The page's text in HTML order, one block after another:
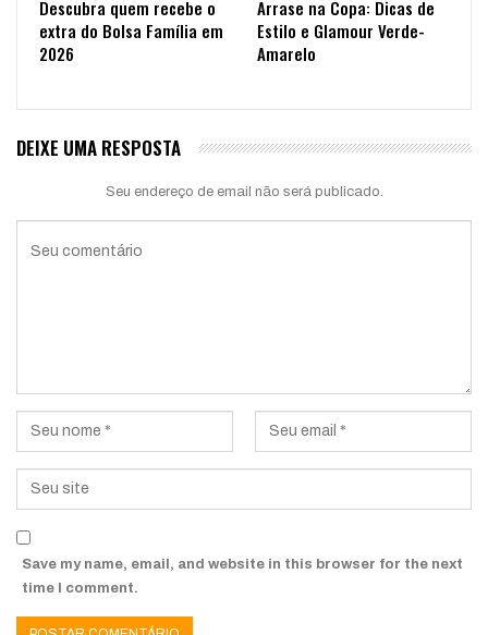
Descubra quem recebe o
extra do Bolsa Família em
2026
Arrase na Copa: Dicas de
Estilo e Glamour Verde-
Amarelo
DEIXE UMA RESPOSTA
Seu endereço de email não será publicado.
Save my name, email, and website in this browser for the next
time I comment.